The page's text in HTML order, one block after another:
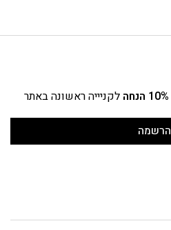
10% הנחה לקניייה ראשונה באתר
הרשמה